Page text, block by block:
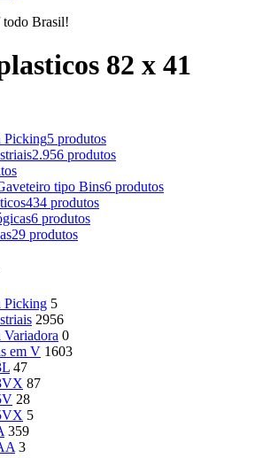
todo Brasil!
82 x 41
Picking5 produtos
2.956 produtos
tipo Bins6 produtos
434 produtos
6 produtos
29 produtos
Picking 5
2956
Variadora 0
em V 1603
47
87
28
5
359
3